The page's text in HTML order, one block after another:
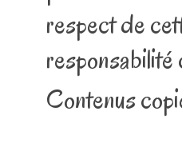
respect de
Contenus